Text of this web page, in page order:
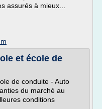
assurés à mieux...
et école de
de conduite - Auto
du marché au
conditions